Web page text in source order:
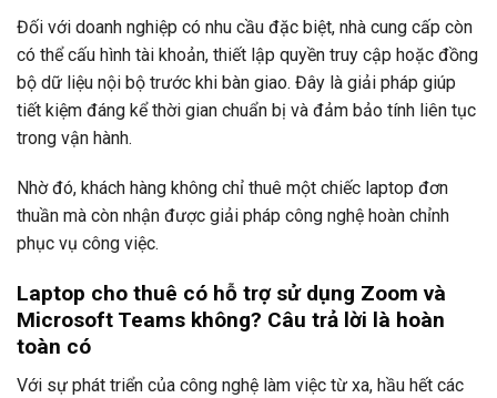
Đối với doanh nghiệp có nhu cầu đặc biệt, nhà cung cấp còn
có thể cấu hình tài khoản, thiết lập quyền truy cập hoặc đồng
bộ dữ liệu nội bộ trước khi bàn giao. Đây là giải pháp giúp
tiết kiệm đáng kể thời gian chuẩn bị và đảm bảo tính liên tục
trong vận hành.
Nhờ đó, khách hàng không chỉ thuê một chiếc laptop đơn
thuần mà còn nhận được giải pháp công nghệ hoàn chỉnh
phục vụ công việc.
Laptop cho thuê có hỗ trợ sử dụng Zoom và
Microsoft Teams không? Câu trả lời là hoàn
toàn có
Với sự phát triển của công nghệ làm việc từ xa, hầu hết các